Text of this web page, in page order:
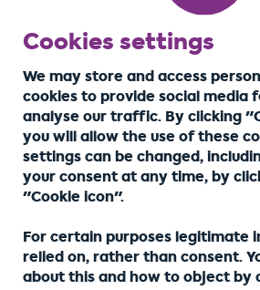
👉DEVIS GRATUIT
Izhak.
Conformément à l’article
L. 612-1 du Code de la
consommation, en cas
de litige, le
consommateur peut
consommation dont
nous relevons : ANM
Conso – 02 rue de Colmar
Cookies settings
We may store and access
cookies to provide social media
analyse our traffic. By clicking
you will allow the use of these
settings can be changed,
your consent at any time, by
"Cookie icon".
For certain purposes legitimate
relied on, rather than consent.
about this and how to object by